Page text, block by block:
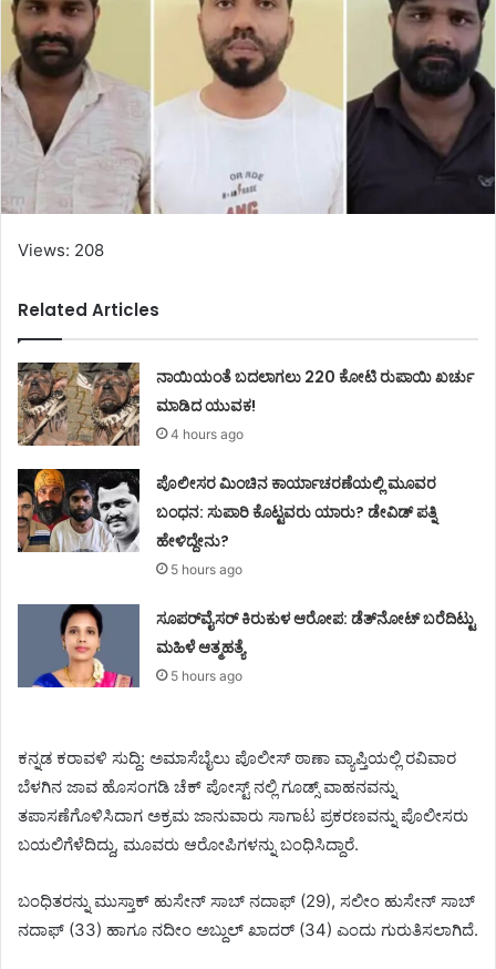
Views: 208
Related Articles
ನಾಯಿಯಂತೆ ಬದಲಾಗಲು 220 ಕೋಟಿ ರುಪಾಯಿ ಖರ್ಚು
ಮಾಡಿದ ಯುವಕ!
4 hours ago
ಪೊಲೀಸರ ಮಿಂಚಿನ ಕಾರ್ಯಾಚರಣೆಯಲ್ಲಿ ಮೂವರ
ಬಂಧನ: ಸುಪಾರಿ ಕೊಟ್ಟವರು ಯಾರು? ಡೇವಿಡ್ ಪತ್ನಿ
ಹೇಳಿದ್ದೇನು?
5 hours ago
ಸೂಪರ್‌ವೈಸರ್‌ ಕಿರುಕುಳ ಆರೋಪ: ಡೆತ್‌ನೋಟ್‌ ಬರೆದಿಟ್ಟು
ಮಹಿಳೆ ಆತ್ಮಹತ್ಯೆ
5 hours ago
ಕನ್ನಡ ಕರಾವಳಿ ಸುದ್ದಿ: ಅಮಾಸೆಬೈಲು ಪೊಲೀಸ್ ಠಾಣಾ ವ್ಯಾಪ್ತಿಯಲ್ಲಿ ರವಿವಾರ
ಬೆಳಗಿನ ಜಾವ ಹೊಸಂಗಡಿ ಚೆಕ್ ಪೋಸ್ಟ್ ನಲ್ಲಿ ಗೂಡ್ಸ್ ವಾಹನವನ್ನು
ತಪಾಸಣೆಗೊಳಿಸಿದಾಗ ಅಕ್ರಮ ಜಾನುವಾರು ಸಾಗಾಟ ಪ್ರಕರಣವನ್ನು ಪೊಲೀಸರು
ಬಯಲಿಗೆಳೆದಿದ್ದು, ಮೂವರು ಆರೋಪಿಗಳನ್ನು ಬಂಧಿಸಿದ್ದಾರೆ.
ಬಂಧಿತರನ್ನು ಮುಸ್ತಾಕ್ ಹುಸೇನ್ ಸಾಬ್ ನದಾಫ್ (29), ಸಲೀಂ ಹುಸೇನ್ ಸಾಬ್
ನದಾಫ್ (33) ಹಾಗೂ ನದೀಂ ಅಬ್ದುಲ್ ಖಾದರ್ (34) ಎಂದು ಗುರುತಿಸಲಾಗಿದೆ.